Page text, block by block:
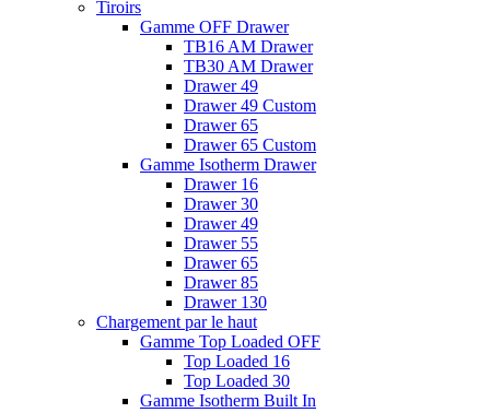
Tiroirs
Gamme OFF Drawer
TB16 AM Drawer
TB30 AM Drawer
Drawer 49
Drawer 49 Custom
Drawer 65
Drawer 65 Custom
Gamme Isotherm Drawer
Drawer 16
Drawer 30
Drawer 49
Drawer 55
Drawer 65
Drawer 85
Drawer 130
Chargement par le haut
Gamme Top Loaded OFF
Top Loaded 16
Top Loaded 30
Gamme Isotherm Built In